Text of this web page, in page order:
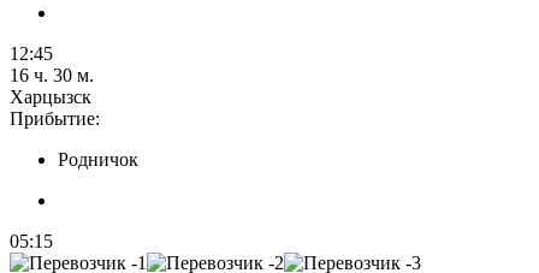
12:45
16 ч. 30 м.
Харцызск
Прибытие:
Родничок
05:15